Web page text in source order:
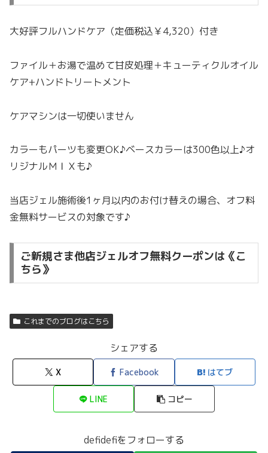
大好評フルハンドケア（定価税込￥4,320）付き
ファイル＋お湯で温めて甘皮処理＋キューティクルオイル
ケア+ハンドトリートメント
ケアマシンは一切使いません
カラーもパーツも変更OK♪ベースカラーは300色以上♪オ
リジナルＭＩＸも♪
当店ジェル施術後1ヶ月以内のお付け替えの場合、オフ料
金無料サービスの対象です♪
ご新規さま他店ジェルオフ無料クーポンは《こ
ちら》
これまでのブログはこちら
シェアする
X Facebook はてブ
LINE コピー
defidefiをフォローする